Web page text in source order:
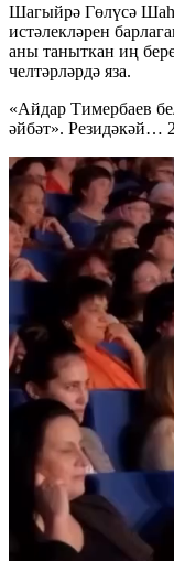
Шагыйрә Гөлүсә
истәлекләрен
аны таныткан иң
челтәрләрдә яза.
«Айдар Тимербаев
әйбәт».